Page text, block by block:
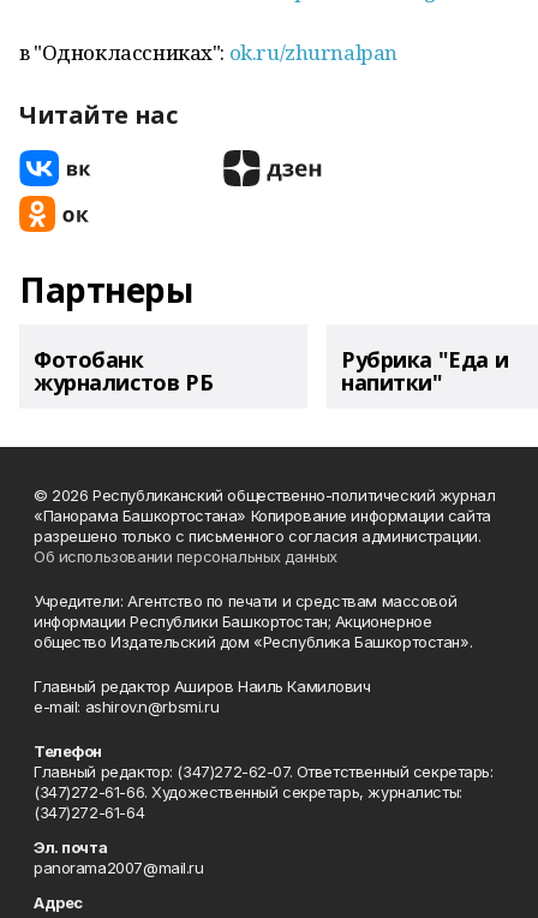
в "Одноклассниках": ok.ru/zhurnalpan
Читайте нас
Партнеры
Фотобанк
журналистов РБ
Рубрика "Еда и
напитки"
© 2026 Республиканский общественно-политический журнал
«Панорама Башкортостана» Копирование информации сайта
разрешено только с письменного согласия администрации.
Об использовании персональных данных
Учредители: Агентство по печати и средствам массовой
информации Республики Башкортостан; Акционерное
общество Издательский дом «Республика Башкортостан».
Главный редактор Аширов Наиль Камилович
e-mail: ashirov.n@rbsmi.ru
Телефон
Главный редактор: (347)272-62-07. Ответственный секретарь:
(347)272-61-66. Художественный секретарь, журналисты:
(347)272-61-64
Эл. почта
panorama2007@mail.ru
Адрес